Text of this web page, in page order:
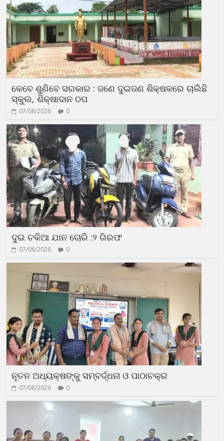
କେବେ ଶୁଣିବେ ସରକାର : ଜଣେ ଦୁଇଜଣ ଶିକ୍ଷକରେ ଚାଲିଛି
ସ୍କୁଲ, ଶିକ୍ଷାଦାନ ଠପ
07/08/2026 0
ଦୁଇ ଚକିଆ ଯାନ ଚୋରି :୨ ଗିରଫ
07/08/2026 0
ନୂତନ ଅଧ୍ୟକ୍ଷଙ୍କୁ ସମ୍ବର୍ଦ୍ଧନା ଓ ପାଠାଚକ୍ର
07/08/2026 0